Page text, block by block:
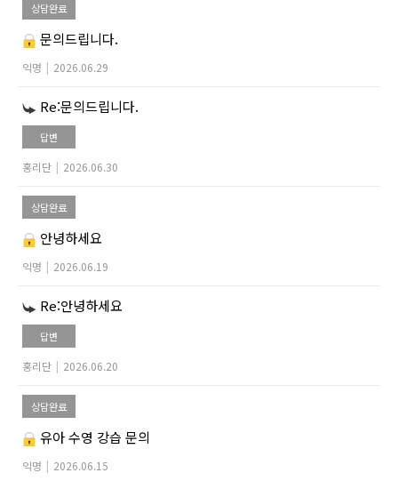
상담완료
문의드립니다.
익명 | 2026.06.29
Re:문의드립니다.
답변
홍리단 | 2026.06.30
상담완료
안녕하세요
익명 | 2026.06.19
Re:안녕하세요
답변
홍리단 | 2026.06.20
상담완료
유아 수영 강습 문의
익명 | 2026.06.15